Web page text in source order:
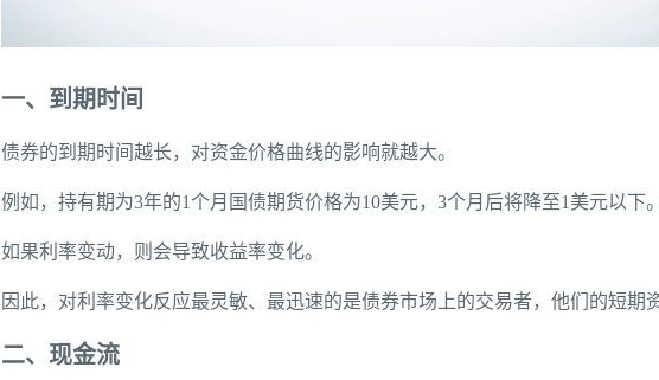
一、到期时间
债券的到期时间越长，对资金价格曲线的影响就越大。
例如，持有期为3年的1个月国债期货价格为10美元，3个月后将降至1美元以下。
如果利率变动，则会导致收益率变化。
因此，对利率变化反应最灵敏、最迅速的是债券市场上的交易者，他们的短期
二、现金流